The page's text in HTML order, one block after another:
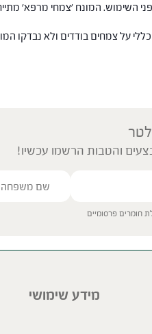
השימוש. המונח 'צמחי מרפא'
כללי על צמחים בודדים ולא נבדקו
והטבות הרשמו עכשיו!
חומרים פרסומיים
מידע שימושי